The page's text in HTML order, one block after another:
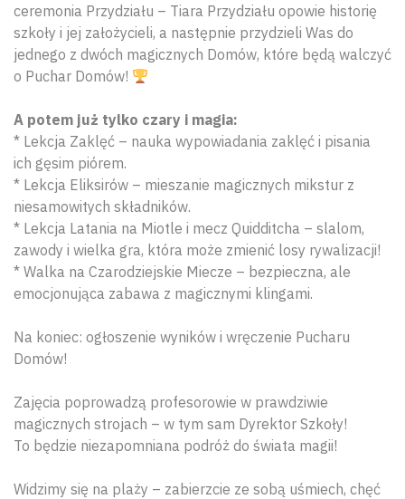
ceremonia Przydziału – Tiara Przydziału opowie historię
szkoły i jej założycieli, a następnie przydzieli Was do
jednego z dwóch magicznych Domów, które będą walczyć
o Puchar Domów!
A potem już tylko czary i magia:
* Lekcja Zaklęć – nauka wypowiadania zaklęć i pisania
ich gęsim piórem.
* Lekcja Eliksirów – mieszanie magicznych mikstur z
niesamowitych składników.
* Lekcja Latania na Miotle i mecz Quidditcha – slalom,
zawody i wielka gra, która może zmienić losy rywalizacji!
* Walka na Czarodziejskie Miecze – bezpieczna, ale
emocjonująca zabawa z magicznymi klingami.
Na koniec: ogłoszenie wyników i wręczenie Pucharu
Domów!
Zajęcia poprowadzą profesorowie w prawdziwie
magicznych strojach – w tym sam Dyrektor Szkoły!
To będzie niezapomniana podróż do świata magii!
Widzimy się na plaży – zabierzcie ze sobą uśmiech, chęć